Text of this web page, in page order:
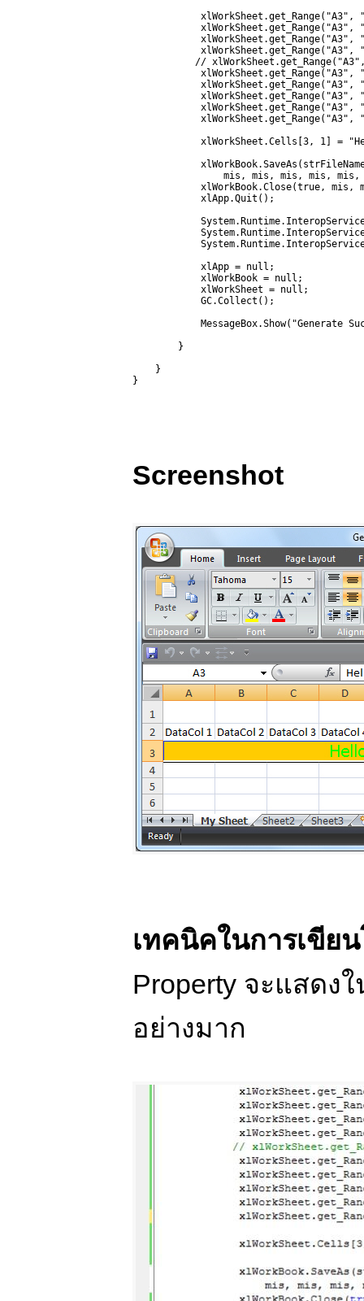
xlWorkSheet.get_Range("A3",
xlWorkSheet.get_Range("A3",
xlWorkSheet.get_Range("A3",
xlWorkSheet.get_Range("A3",
//
xlWorkSheet.get_Range("A3",
xlWorkSheet.get_Range("A3",
xlWorkSheet.get_Range("A3",
xlWorkSheet.get_Range("A3",
xlWorkSheet.get_Range("A3",
xlWorkSheet.Cells[3, 1] =
mis, mis, mis, mis,
xlWorkBook.Close(true, mis,
            xlApp.Quit();
            xlApp = null;
            xlWorkBook = null;
            xlWorkSheet = null;
            GC.Collect();
MessageBox.Show("Generate
        }
    }
Screenshot
เทคนิคในการเขีย
Property จะแสดง
อย่างมาก